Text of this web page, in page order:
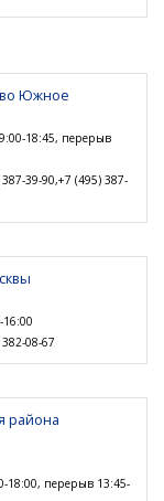
Южное
18:45, перерыв
39-90,+7 (495) 387-
08-67
района
18:00, перерыв 13:45-